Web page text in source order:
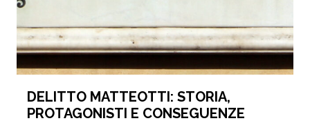
DELITTO MATTEOTTI: STORIA,
PROTAGONISTI E CONSEGUENZE